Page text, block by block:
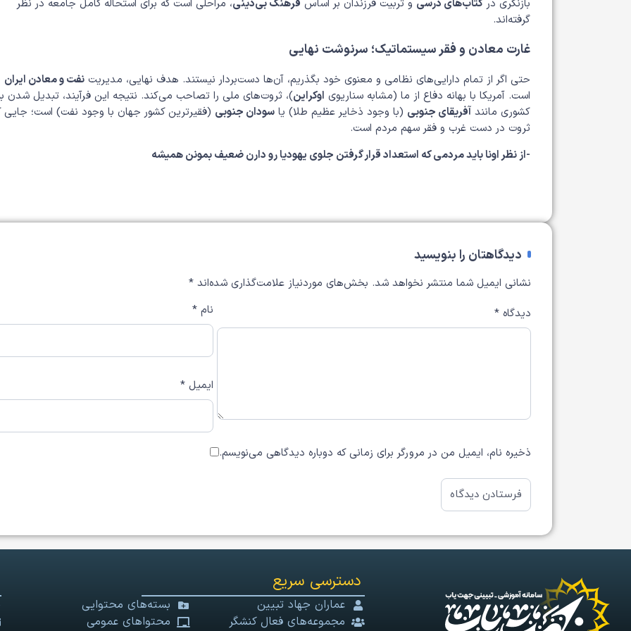
بازنگری در کتاب‌های درسی و تربیت فرزندان بر اساس فرهنگ بی‌دینی، مراحلی است که برای استحاله کامل جامعه در نظر
گرفته‌اند.
غارت معادن و فقر سیستماتیک؛ سرنوشت نهایی
حتی اگر از تمام دارایی‌های نظامی و معنوی خود بگذریم، آن‌ها دست‌بردار نیستند. هدف نهایی، مدیریت نفت و معادن ایران
است. آمریکا با بهانه دفاع از ما (مشابه سناریوی اوکراین)، ثروت‌های ملی را تصاحب می‌کند. نتیجه این فرآیند، تبدیل شدن
کشوری مانند آفریقای جنوبی (با وجود ذخایر عظیم طلا) یا سودان جنوبی (فقیرترین کشور جهان با وجود نفت) است؛ جایی
ثروت در دست غرب و فقر سهم مردم است.
-از نظر اونا باید مردمی که استعداد قرار گرفتن جلوی یهودیا رو دارن ضعیف بمونن همیشه
دیدگاهتان را بنویسید
نشانی ایمیل شما منتشر نخواهد شد. بخش‌های موردنیاز علامت‌گذاری شده‌اند *
دیدگاه * نام *
ایمیل *
ذخیره نام، ایمیل من در مرورگر برای زمانی که دوباره دیدگاهی می‌نویسم.
دسترسی سریع
عماران جهاد تبیین
مجموعه‌های فعال کنشگر
بسته‌های محتوایی
محتواهای عمومی